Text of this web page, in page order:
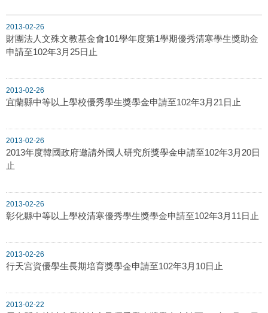
2013-02-26
財團法人文殊文教基金會101學年度第1學期優秀清寒學生獎助金
申請至102年3月25日止
2013-02-26
宜蘭縣中等以上學校優秀學生獎學金申請至102年3月21日止
2013-02-26
2013年度韓國政府邀請外國人研究所獎學金申請至102年3月20日
止
2013-02-26
彰化縣中等以上學校清寒優秀學生獎學金申請至102年3月11日止
2013-02-26
行天宮資優學生長期培育獎學金申請至102年3月10日止
2013-02-22